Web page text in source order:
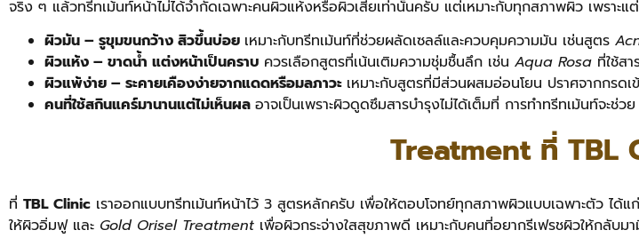
จริง ๆ แล้วทรีทเม้นท์หน้าไม่ได้จำกัดเฉพาะคนผิวแห้งหรือผิวเสียเท่านั้นครับ แต่เหมาะกับทุกสภาพผิว เพรา
ผิวมัน – รูขุมขนกว้าง สิวขึ้นบ่อย เหมาะกับทรีทเม้นท์ที่ช่วยผลัดเซลล์และควบคุมความมัน เช่นสูตร
ผิวแห้ง – ขาดน้ำ แต่งหน้าเป็นคราบ ควรเลือกสูตรที่เน้นเติมความชุ่มชื้นลึก เช่น Aqua Rosa ที่ใช้ส
ผิวแพ้ง่าย – ระคายเคืองง่ายจากแดดหรือมลภาวะ เหมาะกับสูตรที่มีส่วนผสมอ่อนโยน ปราศจากกร
คนที่ใช้สกินแคร์มานานแต่ไม่เห็นผล อาจเป็นเพราะผิวดูดซึมสารบำรุงไม่ได้เต็มที่ การทำทรีทเม้นท์จะช่
Treatment ที่ TBL
ที่ TBL Clinic เราออกแบบทรีทเม้นท์หน้าไว้ 3 สูตรหลักครับ เพื่อให้ตอบโจทย์ทุกสภาพผิวแบบเฉพาะตัว ได้แก่
ให้ผิวอิ่มฟู และ Gold Orisel Treatment เพื่อผิวกระจ่างใสสุขภาพดี เหมาะกับคนที่อยากรีเฟรชผิวให้กลับม